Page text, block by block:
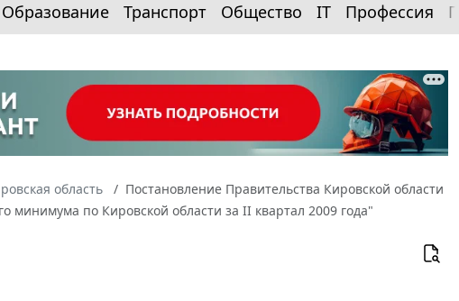
Образование Транспорт Общество IT Профессия
область
Постановление Правительства Кировской области
по Кировской области за II квартал 2009 года"